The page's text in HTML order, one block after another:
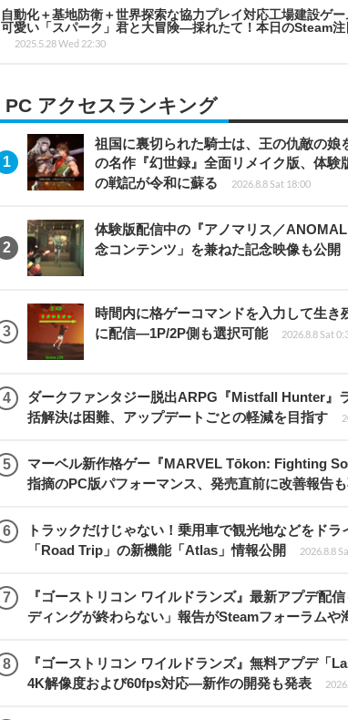
自動化＋基地防衛＋世界探索な協力プレイ対応工場建設ゲ
可愛い「スパーク」君と大冒険―採れたて！本日のSteam注
2025.5.28 Wed 22:30
PC アクセスランキング
祖国に裏切られた騎士は、王の仇敵の
の名作『幻世録』全面リメイク版、体
の戦記が令和に蘇る
2026.8.8 Sat 18:00
体験版配信中の『アノマリス／
念コンテンツ」を兼ねた記念映像も公開
時間内に格ゲーコマンドを入力して生
に配信―1P/2P側も選択可能
2026.8.8 Sat
ダークファンタジー脱出ARPG『Mistfall Hunter』
括解決は困難、アップデートごとの軽減を目指す
マーベル新作格ゲー『MARVEL Tōkon: Fighting
指摘のPC版パフォーマンス、発売直前に改善報告
トラックだけじゃない！乗用車で観光地などをド
「Road Trip」の新機能「Atlas」情報公開
2026.8.8
『ゴーストリコン ワイルドランズ』最新アプデ配
ディングが終わらない」報告がSteamフォーラムや
『ゴーストリコン ワイルドランズ』無料アプデ「
4K解像度および60fps対応―新作の開発も発表